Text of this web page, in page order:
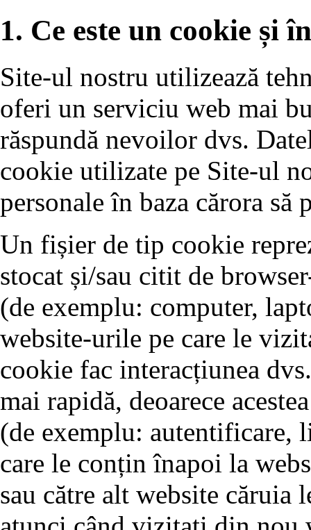
1. Ce este un cookie și
Site-ul nostru utilizează
oferi un serviciu web mai
răspundă nevoilor dvs.
cookie utilizate pe Site-ul
personale în baza cărora
Un fișier de tip cookie
stocat și/sau citit de
(de exemplu: computer,
website-urile pe care le
cookie fac interacțiunea
mai rapidă, deoarece
(de exemplu:
care le conțin înapoi la
sau către alt website